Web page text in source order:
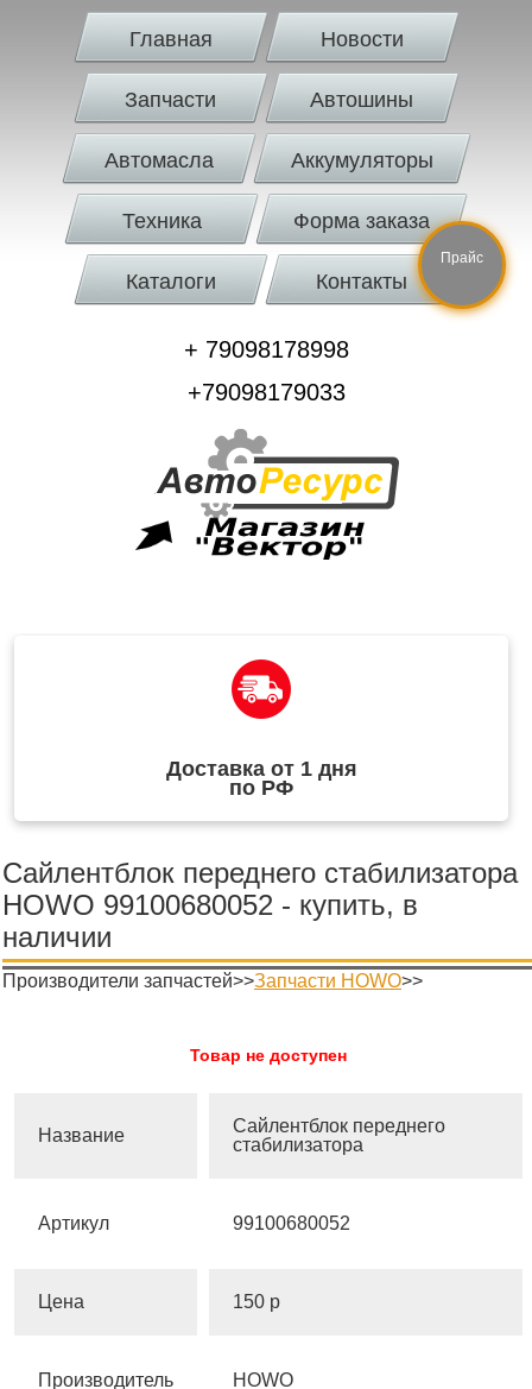
Главная Новости
Запчасти Автошины
Автомасла Аккумуляторы
Техника Форма заказа
Каталоги Контакты
+ 79098178998
+79098179033
Доставка от 1 дня
по РФ
Сайлентблок переднего стабилизатора
HOWO 99100680052 - купить, в
наличии
Производители запчастей>>Запчасти HOWO>>
Товар не доступен
Название
Сайлентблок переднего
стабилизатора
Артикул 99100680052
Цена 150 р
Производитель HOWO
Прайс